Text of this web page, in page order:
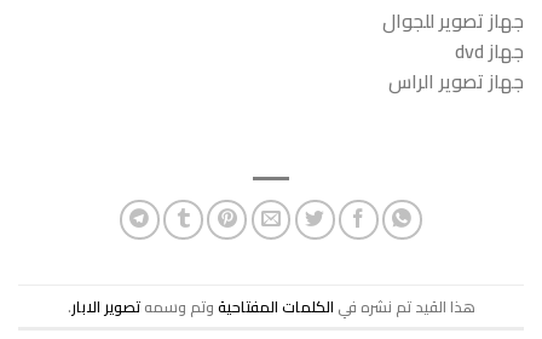
جهاز تصوير للجوال
جهاز dvd
جهاز تصوير الراس
هذا القيد تم نشره في الكلمات المفتاحيةوتم وسمهتصوير الابار.